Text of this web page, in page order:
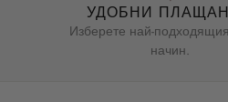
УДОБНИ
Изберете най-
начин.